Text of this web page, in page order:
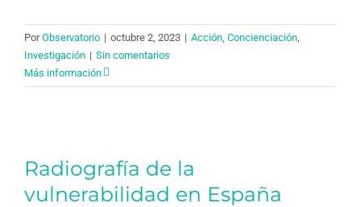
PorObservatorio | octubre 2, 2023 | Acción Concienciación
Investigación | Sin comentarios
Más información
Radiografía de la
vulnerabilidad en España